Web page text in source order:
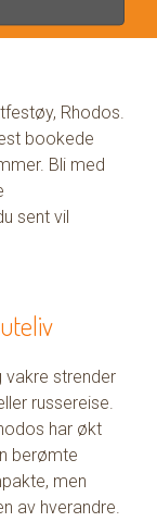
Rhodos.
bookede
Bli med
sent vil
vakre strender
russereise.
har økt
berømte
men
av hverandre.